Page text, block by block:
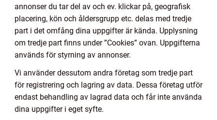
annonser du tar del av och ev. klickar på, geografisk
placering, kön och åldersgrupp etc. delas med tredje
part i det omfång dina uppgifter är kända. Upplysning
om tredje part finns under ”Cookies” ovan. Uppgifterna
används för styrning av annonser.
Vi använder dessutom andra företag som tredje part
för registrering och lagring av data. Dessa företag utför
endast behandling av lagrad data och får inte använda
dina uppgifter i eget syfte.